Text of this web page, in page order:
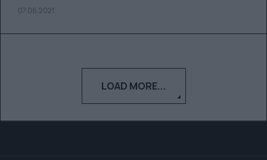
07.06.2021
LOAD MORE...